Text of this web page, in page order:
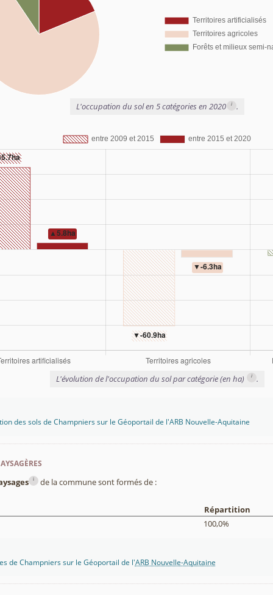
L'occupation du sol en 5 catégories en 2020 i .
L'évolution de l'occupation du sol par catégorie (en ha) i .
des sols de Champniers sur le Géoportail de l'ARB Nouvelle-Aquitaine
i de la commune sont formés de :
Répartition
100,0%
de Champniers sur le Géoportail de l'ARB Nouvelle-Aquitaine